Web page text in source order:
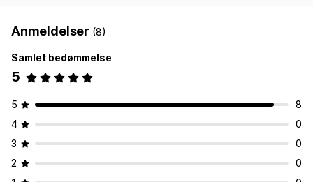
Anmeldelser (8)
Samlet bedømmelse
5
5
8
4
0
3
0
2
0